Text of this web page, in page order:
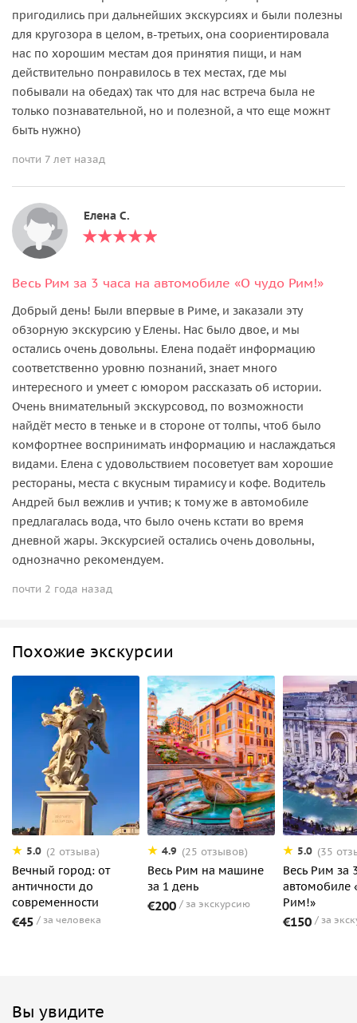
пригодились при дальнейших экскурсиях и были полезны
для кругозора в целом, в-третьих, она соориентировала
нас по хорошим местам доя принятия пищи, и нам
действительно понравилось в тех местах, где мы
побывали на обедах) так что для нас встреча была не
только познавательной, но и полезной, а что еще можнт
быть нужно)
почти 7 лет назад
Елена С.
Весь Рим за 3 часа на автомобиле «О чудо Рим!»
Добрый день! Были впервые в Риме, и заказали эту
обзорную экскурсию у Елены. Нас было двое, и мы
остались очень довольны. Елена подаёт информацию
соответственно уровню познаний, знает много
интересного и умеет с юмором рассказать об истории.
Очень внимательный экскурсовод, по возможности
найдёт место в теньке и в стороне от толпы, чтоб было
комфортнее воспринимать информацию и наслаждаться
видами. Елена с удовольствием посоветует вам хорошие
рестораны, места с вкусным тирамису и кофе. Водитель
Андрей был вежлив и учтив; к тому же в автомобиле
предлагалась вода, что было очень кстати во время
дневной жары. Экскурсией остались очень довольны,
однозначно рекомендуем.
почти 2 года назад
Похожие экскурсии
5.0 (2 отзыва)
Вечный город: от
античности до
современности
€45 за человека
4.9 (25 отзывов)
Весь Рим на машине
за 1 день
€200 за экскурсию
5.0 (35
Весь Рим за
автомобиле
Рим!»
€150 за
Вы увидите